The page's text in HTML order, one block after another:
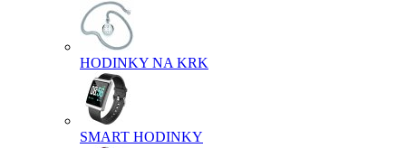
HODINKY NA KRK
SMART HODINKY